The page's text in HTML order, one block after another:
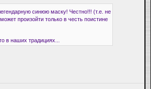
синюю маску! Честно!!! (т.е. не
произойти только в честь поистине
наших традициях...